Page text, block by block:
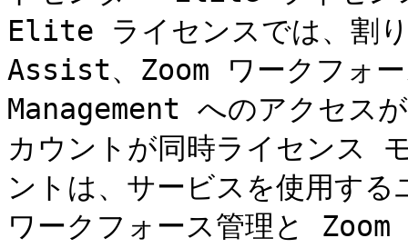
Elite ライセンスでは、割
Assist、Zoom ワークフォ
Management へのアクセス
カウントが同時ライセンス
ントは、サービスを使用する
ワークフォース管理と